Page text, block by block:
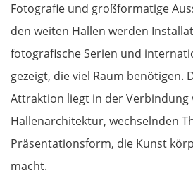
Fotografie und großformatige
den weiten Hallen werden
fotografische Serien und
gezeigt, die viel Raum benötigen.
Attraktion liegt in der
Hallenarchitektur, wechselnden
Präsentationsform, die Kunst
macht.